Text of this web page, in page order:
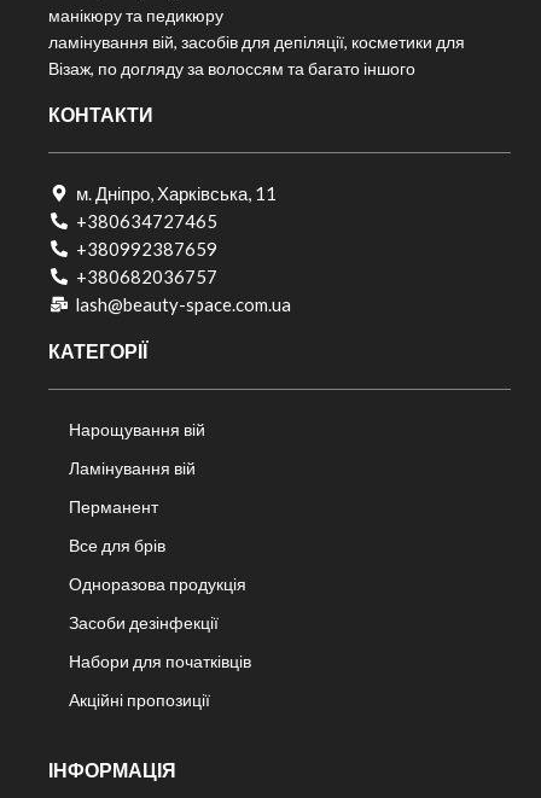
манікюру та педикюру
ламінування вій, засобів для депіляції, косметики для
Візаж, по догляду за волоссям та багато іншого
КОНТАКТИ
м. Дніпро, Харківська, 11
+380634727465
+380992387659
+380682036757​
lash@beauty-space.com.ua
КАТЕГОРІЇ
Нарощування вій
Ламінування вій
Перманент
Все для брів
Одноразова продукція
Засоби дезінфекції
Набори для початківців
Акційні пропозиції
ІНФОРМАЦІЯ